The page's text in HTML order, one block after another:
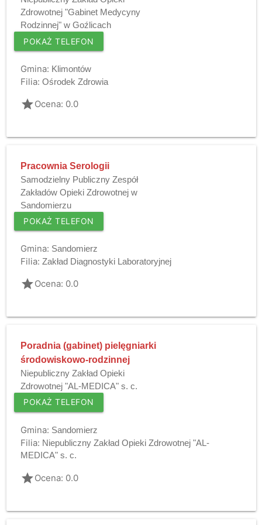
Zdrowotnej "Gabinet Medycyny
Rodzinnej" w Goźlicach
POKAŻ TELEFON
Gmina: Klimontów
Filia: Ośrodek Zdrowia
gradeOcena: 0.0
Pracownia Serologii
Samodzielny Publiczny Zespół
Zakładów Opieki Zdrowotnej w
Sandomierzu
POKAŻ TELEFON
Gmina: Sandomierz
Filia: Zakład Diagnostyki Laboratoryjnej
gradeOcena: 0.0
Poradnia (gabinet) pielęgniarki
środowiskowo-rodzinnej
Niepubliczny Zakład Opieki
Zdrowotnej "AL-MEDICA" s. c.
POKAŻ TELEFON
Gmina: Sandomierz
Filia: Niepubliczny Zakład Opieki Zdrowotnej "AL-
MEDICA" s. c.
gradeOcena: 0.0